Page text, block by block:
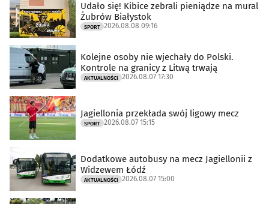
Udało się! Kibice zebrali pieniądze na mural
Żubrów Białystok
SPORT 2026.08.08 09:16
Kolejne osoby nie wjechały do Polski.
Kontrole na granicy z Litwą trwają
AKTUALNOŚCI 2026.08.07 17:30
Jagiellonia przekłada swój ligowy mecz
SPORT 2026.08.07 15:15
Dodatkowe autobusy na mecz Jagiellonii z
Widzewem Łódź
AKTUALNOŚCI 2026.08.07 15:00